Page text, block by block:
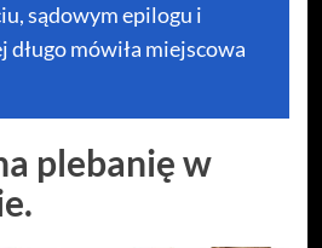
sądowym epilogu i
długo mówiła miejscowa
plebanię w